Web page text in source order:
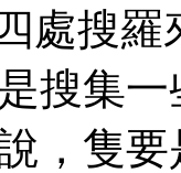
處搜
搜集
，隻